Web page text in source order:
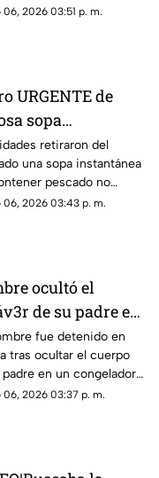
reacción de una mujer
06, 2026 03:51 p. m.
URGENTE de
sopa
por
que podría
retiraron del
una sopa instantánea
pescado no
Revisa lotes
06, 2026 03:43 p. m.
ocultó el
de su padre en
para
su pensión
años
fue detenido en
tras ocultar el cuerpo
en un congelador
cobrando su
06, 2026 03:37 p. m.